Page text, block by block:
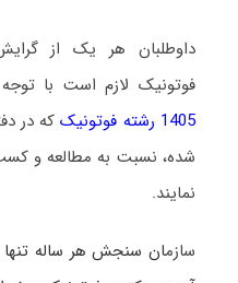
داوطلبان هر یک از
فوتونیک لازم است با
1405 رشته فوتونیک
شده، نسبت به مطالعه و کسب
نمایند.
سازمان سنجش هر ساله تنها